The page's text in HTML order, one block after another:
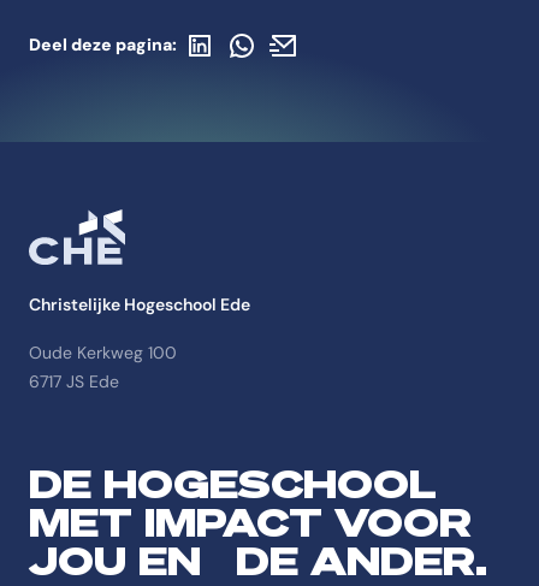
Deel deze pagina: Deel op LinkedIn
Deel via WhatsApp
Deel via de mail
Christelijke Hogeschool Ede
Oude Kerkweg 100
6717 JS Ede
DE HOGESCHOOL
MET IMPACT VOOR
JOU EN DE ANDER.